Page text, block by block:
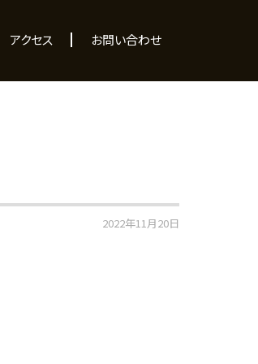
アクセス お問い合わせ
2022年11月20日